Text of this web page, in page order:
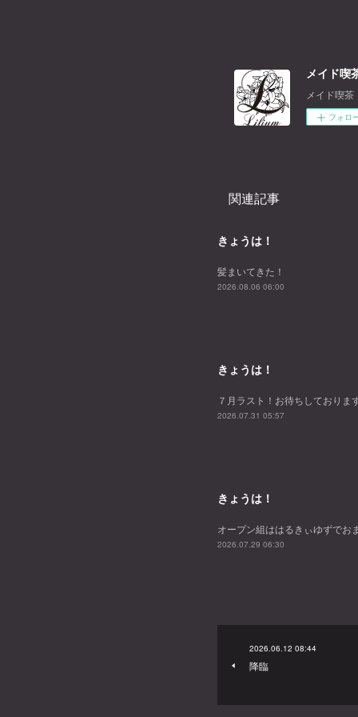
メイド喫
メイド喫茶
フォロ
関連記事
きょうは！
髪まいてきた！
2026.08.06 06:00
きょうは！
７月ラスト！お待ちしておりま
2026.07.31 05:57
きょうは！
オープン組ははるきぃゆずでお
2026.07.29 06:30
2026.06.12 08:44
降臨